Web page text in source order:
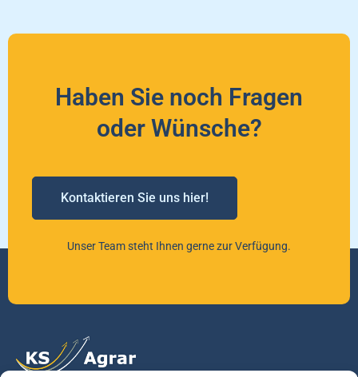
Haben Sie noch Fragen
oder Wünsche?
Kontaktieren Sie uns hier!
Unser Team steht Ihnen gerne zur Verfügung.